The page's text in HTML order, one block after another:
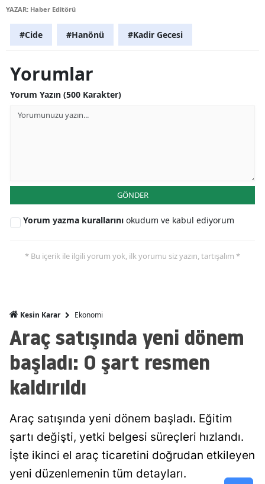
Konya
Manisa
Muğla
Muş
Ordu
Rize
Sakarya
YAZAR: Haber Editörü
#Cide #Hanönü #Kadir Gecesi
Yorumlar
Yorum Yazın (500 Karakter)
GÖNDER
Yorum yazma kurallarını okudum ve kabul ediyorum
* Bu içerik ile ilgili yorum yok, ilk yorumu siz yazın, tartışalım *
Kesin Karar Ekonomi
Araç satışında yeni dönem
başladı: O şart resmen
kaldırıldı
Araç satışında yeni dönem başladı. Eğitim
şartı değişti, yetki belgesi süreçleri hızlandı.
İşte ikinci el araç ticaretini doğrudan etkileyen
yeni düzenlemenin tüm detayları.